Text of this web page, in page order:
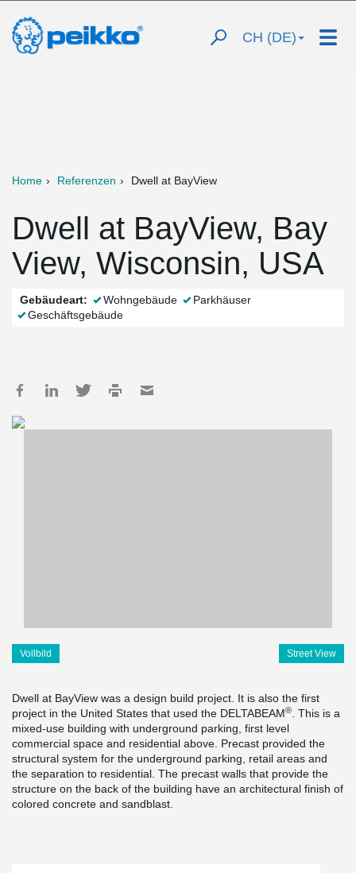
CH (DE)
Home Referenzen Dwell at BayView
Dwell at BayView, Bay
View, Wisconsin, USA
Gebäudeart: Wohngebäude
Parkhäuser
Geschäftsgebäude
Vollbild Street View
Dwell at BayView was a design build project. It is also the first
project in the United States that used the DELTABEAM®
. This is a
mixed-use building with underground parking, first level
commercial space and residential above. Precast provided the
structural system for the underground parking, retail areas and
the separation to residential. The precast walls that provide the
structure on the back of the building have an architectural finish of
colored concrete and sandblast.